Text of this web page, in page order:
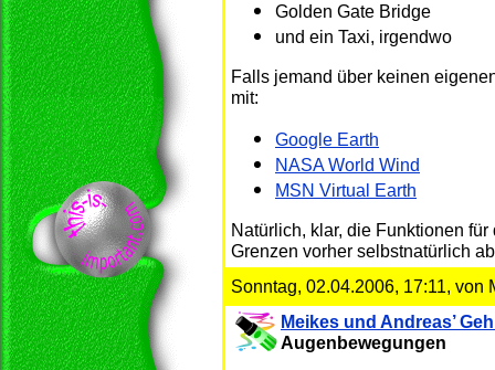
Golden Gate Bridge
und ein Taxi, irgendwo
Falls jemand über keinen
mit:
Google Earth
NASA World Wind
MSN Virtual Earth
Natürlich, klar, die Funktionen
Grenzen vorher selbstnatürlich
Sonntag, 02.04.2006, 17:11, von
Meikes und Andreas’
Augenbewegungen